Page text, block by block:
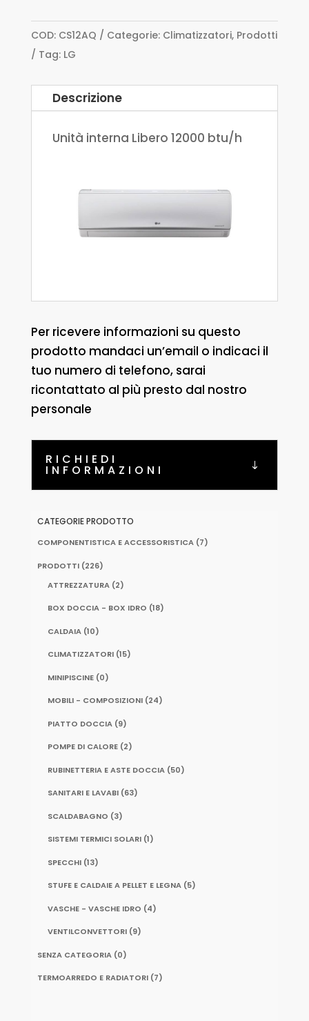
COD: CS12AQ Categorie: Climatizzatori, Prodotti
Tag: LG
Descrizione
Unità interna Libero 12000 btu/h
Per ricevere informazioni su questo
prodotto mandaci un’email o indicaci il
tuo numero di telefono, sarai
ricontattato al più presto dal nostro
personale
RICHIEDI
INFORMAZIONI
CATEGORIE PRODOTTO
COMPONENTISTICA E ACCESSORISTICA (7)
PRODOTTI (226)
ATTREZZATURA (2)
BOX DOCCIA - BOX IDRO (18)
CALDAIA (10)
CLIMATIZZATORI (15)
MINIPISCINE (0)
MOBILI - COMPOSIZIONI (24)
PIATTO DOCCIA (9)
POMPE DI CALORE (2)
RUBINETTERIA E ASTE DOCCIA (50)
SANITARI E LAVABI (63)
SCALDABAGNO (3)
SISTEMI TERMICI SOLARI (1)
SPECCHI (13)
STUFE E CALDAIE A PELLET E LEGNA (5)
VASCHE - VASCHE IDRO (4)
VENTILCONVETTORI (9)
SENZA CATEGORIA (0)
TERMOARREDO E RADIATORI (7)